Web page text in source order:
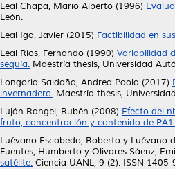
Leal Chapa, Mario Alberto (1996)
León.
Leal Iga, Javier (2015) Factibilidad en
Leal Ríos, Fernando (1990) Variabilidad
sequía. Maestría thesis, Universidad
Longoria Saldaña, Andrea Paola (2017)
invernadero. Maestría thesis,
Luján Rangel, Rubén (2008) Efecto del
fruto, concentración y contenido de
Luévano Escobedo, Roberto y Luévano
Fuentes, Humberto y Olivares Sáenz,
satélite. Ciencia UANL, 9 (2). ISSN 1405-